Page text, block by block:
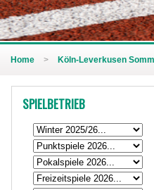
Home > Köln-Leverkusen
SPIELBETRIEB